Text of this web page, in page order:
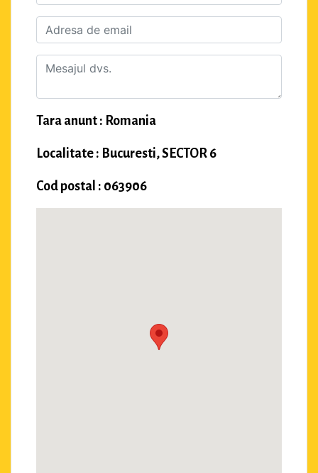
Tara anunt : Romania
Localitate : Bucuresti, SECTOR 6
Cod postal : 063906